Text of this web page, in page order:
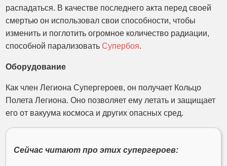
распадаться. В качестве последнего акта перед своей
смертью он использовал свои способности, чтобы
изменить и поглотить огромное количество радиации,
способной парализоватьСупербоя.
Оборудование
Как член Легиона Супергероев, он получает Кольцо
Полета Легиона. Оно позволяет ему летать и защищает
его от вакуума космоса и других опасных сред.
Сейчас читают про этих супергероев: